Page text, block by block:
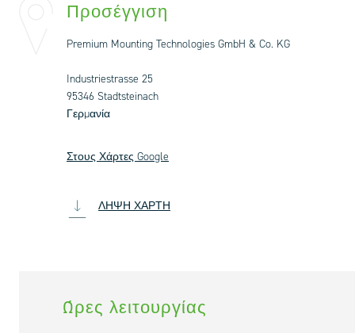
Προσέγγιση
Premium Mounting Technologies GmbH & Co. KG
Industriestrasse 25
95346 Stadtsteinach
Γερμανία
Στους Χάρτες Google
ΛΉΨΗ ΧΆΡΤΗ
Ώρες λειτουργίας